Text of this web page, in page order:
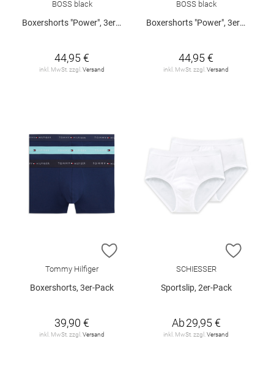
BOSS black
Boxershorts "Power", 3er-Pack
44,95 €
inkl. MwSt. zzgl.Versand
BOSS black
Boxershorts "Power", 3er-Pack
44,95 €
inkl. MwSt. zzgl.Versand
ZUR WUNSCHLISTE HINZUFÜGEN
Tommy Hilfiger
Boxershorts, 3er-Pack
39,90 €
inkl. MwSt. zzgl. Versand
ZUR
SCHIESSER
Sportslip, 2er-Pack
Ab29,95 €
inkl. MwSt. zzgl. Versand